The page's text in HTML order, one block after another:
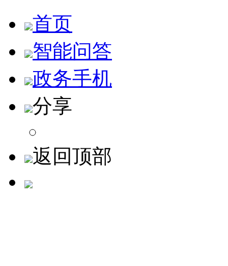
首页
智能问答
政务手机
分享
返回顶部